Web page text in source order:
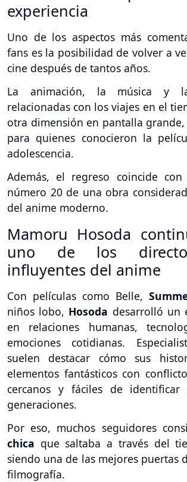
experiencia
Uno de los aspectos más
fans es la posibilidad de volver a
cine después de tantos años.
La animación, la música y
relacionadas con los viajes en el
otra dimensión en pantalla grande,
para quienes conocieron la
adolescencia.
Además, el regreso coincide
número 20 de una obra
del anime moderno.
Mamoru Hosoda
uno de los
influyentes del anime
Con películas como Belle,
niños lobo, Hosoda desarrolló un
en relaciones humanas,
emociones cotidianas.
suelen destacar cómo sus
elementos fantásticos con
cercanos y fáciles de identificar
generaciones.
Por eso, muchos seguidores
chica que saltaba a través del
siendo una de las mejores puertas
filmografía.